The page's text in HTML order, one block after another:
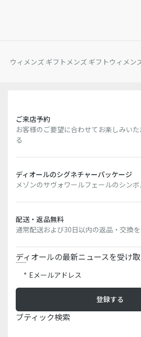
ウィメンズ ギフト メンズ ギフト ウィメン
ご来店予約
お客様のご要望に合わせてお楽しみい
る
ディオールのシグネチャーパッケージ
メゾンのサヴォワールフェールのシン
配送・返品無料
通常配送および30日以内の返品・交換
ディオールの最新ニュースを受け
Eメールアドレス
登録する
ブティック検索​